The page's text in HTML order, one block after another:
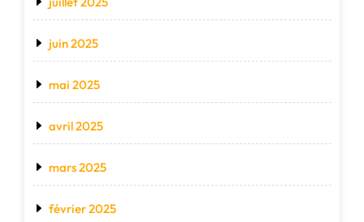
juin 2025
mai 2025
avril 2025
mars 2025
février 2025